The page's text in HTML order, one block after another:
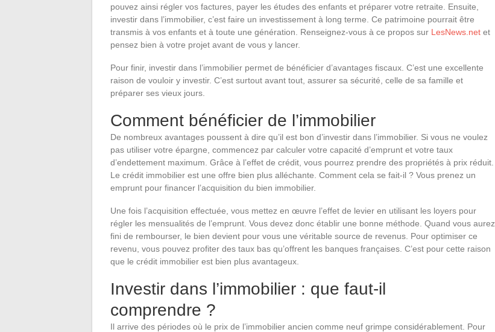
pouvez ainsi régler vos factures, payer les études des enfants et préparer votre retraite. Ensuite,
investir dans l’immobilier, c’est faire un investissement à long terme. Ce patrimoine pourrait être
transmis à vos enfants et à toute une génération. Renseignez-vous à ce propos sur LesNews.net et
pensez bien à votre projet avant de vous y lancer.
Pour finir, investir dans l’immobilier permet de bénéficier d’avantages fiscaux. C’est une excellente
raison de vouloir y investir. C’est surtout avant tout, assurer sa sécurité, celle de sa famille et
préparer ses vieux jours.
Comment bénéficier de l’immobilier
De nombreux avantages poussent à dire qu’il est bon d’investir dans l’immobilier. Si vous ne voulez
pas utiliser votre épargne, commencez par calculer votre capacité d’emprunt et votre taux
d’endettement maximum. Grâce à l’effet de crédit, vous pourrez prendre des propriétés à prix réduit.
Le crédit immobilier est une offre bien plus alléchante. Comment cela se fait-il ? Vous prenez un
emprunt pour financer l’acquisition du bien immobilier.
Une fois l’acquisition effectuée, vous mettez en œuvre l’effet de levier en utilisant les loyers pour
régler les mensualités de l’emprunt. Vous devez donc établir une bonne méthode. Quand vous aurez
fini de rembourser, le bien devient pour vous une véritable source de revenus. Pour optimiser ce
revenu, vous pouvez profiter des taux bas qu’offrent les banques françaises. C’est pour cette raison
que le crédit immobilier est bien plus avantageux.
Investir dans l’immobilier : que faut-il
comprendre ?
Il arrive des périodes où le prix de l’immobilier ancien comme neuf grimpe considérablement. Pour